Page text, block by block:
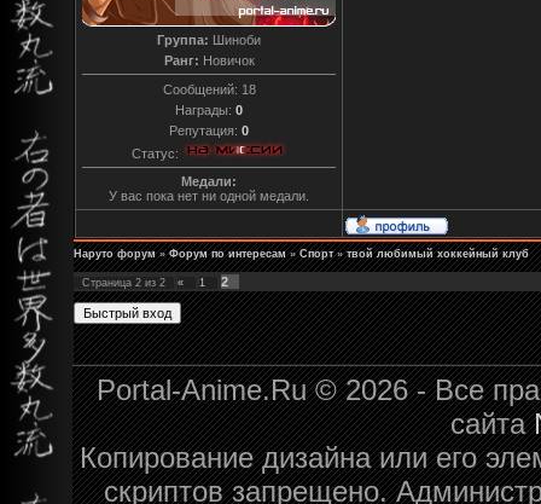
Группа: Шиноби
Ранг: Новичок
Сообщений: 18
Награды: 0
Репутация: 0
Статус:
Медали:
У вас пока нет ни одной медали.
Наруто форум » Форум по интересам » Спорт » твой любимый хоккейный клуб
Страница 2 из 2 « 1 2
Portal-Anime.Ru © 2026 - Все
сайта
Копирование дизайна или его
скриптов запрещено.